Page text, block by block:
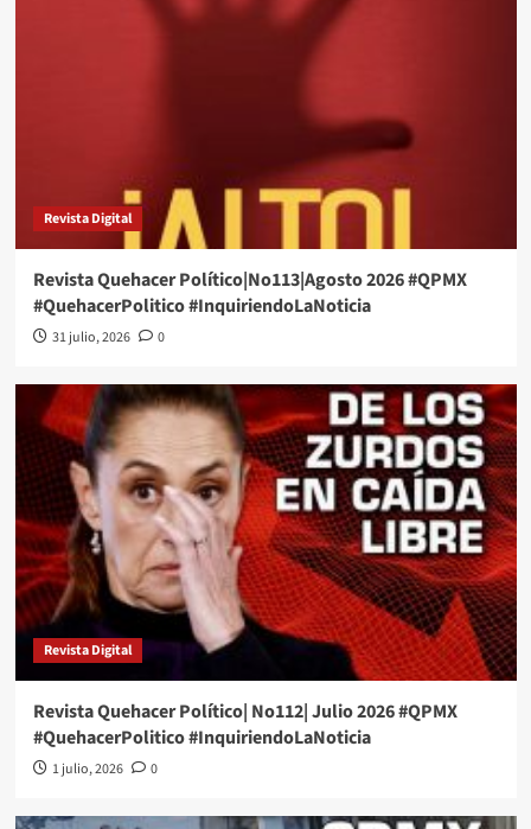
Revista Digital
Revista Quehacer Político|No113|Agosto 2026 #QPMX
#QuehacerPolitico #InquiriendoLaNoticia
31 julio, 2026 0
Revista Digital
Revista Quehacer Político| No112| Julio 2026 #QPMX
#QuehacerPolitico #InquiriendoLaNoticia
1 julio, 2026 0